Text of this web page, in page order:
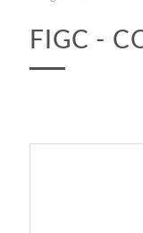
FIGC -